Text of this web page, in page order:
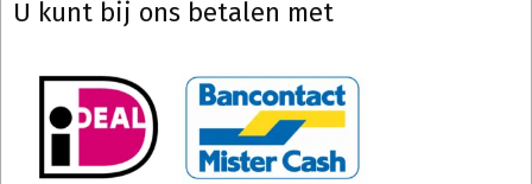
U kunt bij ons betalen met